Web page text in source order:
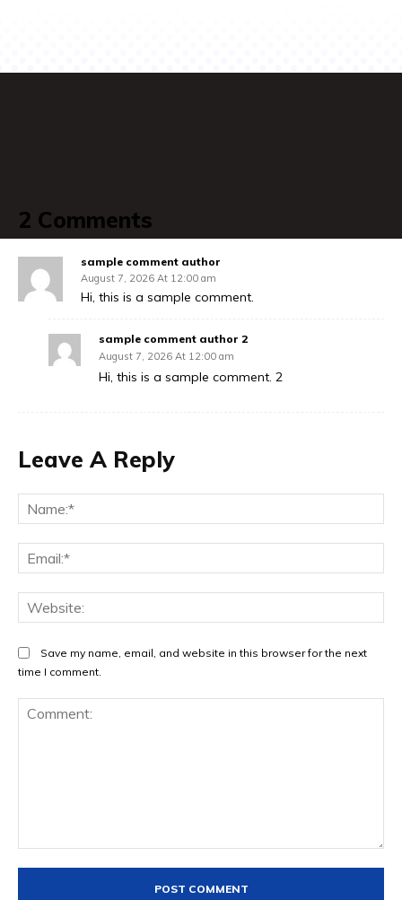
2 Comments
sample comment author
August 7, 2026 At 12:00 am
Hi, this is a sample comment.
sample comment author 2
August 7, 2026 At 12:00 am
Hi, this is a sample comment. 2
Leave A Reply
Save my name, email, and website in this browser for the next
time I comment.